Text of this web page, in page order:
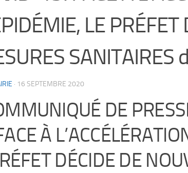
LE
· 16 SEPTEMBRE 2020
DE
À
DÉCIDE DE